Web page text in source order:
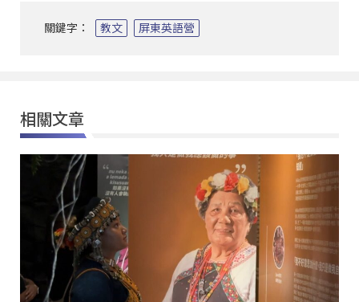
關鍵字： 教文 屏東英語營
相關文章